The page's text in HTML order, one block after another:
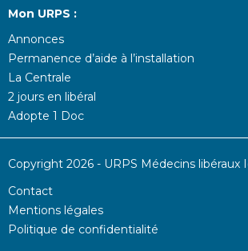
Mon URPS :
Annonces
Permanence d’aide à l’installation
La Centrale
2 jours en libéral
Adopte 1 Doc
Copyright 2026 - URPS Médecins libéraux
Contact
Mentions légales
Politique de confidentialité